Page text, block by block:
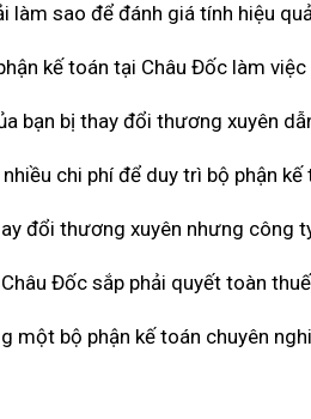
làm sao để đánh giá tính hiệu
kế toán tại Châu Đốc làm
bạn bị thay đổi thương xuyên
chi phí để duy trì bộ phận
đổi thương xuyên nhưng công
Đốc sắp phải quyết toàn
một bộ phận kế toán chuyên